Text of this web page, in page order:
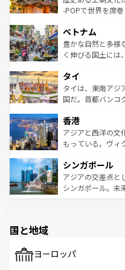
い。オーストラリ
参照してほしい。
驚きをもたらして
容にもいいと評判
が味わ
照してほしい。
-POPで世界を席
き、地方に足を延
できる。そして、
まで、さまざまな
リティに包まれな
覧を参照してほし
ベトナム
豊かな自然と多様
く伸びる国土には
急速な発展と共に
ーチミン市のフラ
醸し出している。
とつ。フォーやバ
ひ現地で味わいた
が旅行者を迎えて
参照してほしい。
タイ
タイは、東南アジ
国だ。首都バンコ
の活気が交差して
帯で自然と触れ合
いビーチでリゾー
激する。気候は一
が待っている。親
た文化、そして多
香港
アジアと西洋の文
もっている。ヴィ
み、どこを訪れて
ており、効率よく
うな絶景から文化
シンガポール
アジアの交差点と
シンガポール。未
で、ホーカーズは
国と地域
ヨーロッパ